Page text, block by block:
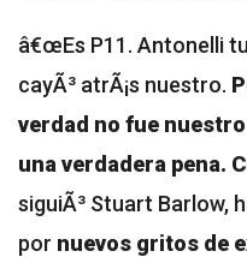
â€œEs P11. Antonelli
cayÃ³ atrÃ¡s nuestro.
verdad no fue
una verdadera pena.
siguiÃ³ Stuart Barlow,
por nuevos gritos de